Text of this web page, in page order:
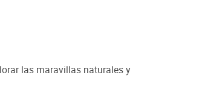
las maravillas naturales y